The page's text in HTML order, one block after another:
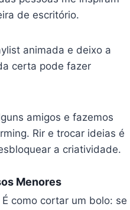
de escritório.
animada e deixo a
certa pode fazer
amigos e fazemos
Rir e trocar ideias é
a criatividade.
Menores
como cortar um bolo: se